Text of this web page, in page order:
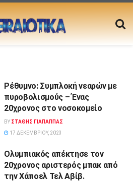
Ρέθυμνο: Συμπλοκή νεαρών με
πυροβολισμούς – Ένας
20χρονος στο νοσοκομείο
BY ΣΤΑΘΗΣ ΓΊΑΠΑΠΠΑΣ
17 ΔΕΚΕΜΒΡΊΟΥ, 2023
Ολυμπιακός απέκτησε τον
20χρονος αριστερός μπακ από
την Χάποελ Τελ Αβίβ.